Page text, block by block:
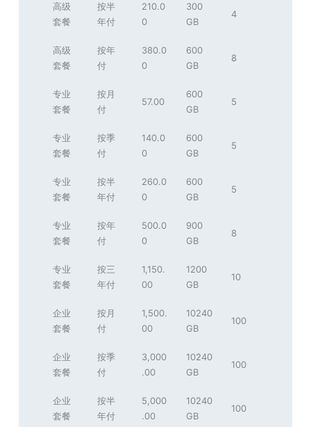
高级
套餐
按半
年付
210.0
0
300
GB
4
高级
套餐
按年
付
380.0
0
600
GB
8
专业
套餐
按月
付
57.00
600
GB
5
专业
套餐
按季
付
140.0
0
600
GB
5
专业
套餐
按半
年付
260.0
0
600
GB
5
专业
套餐
按年
付
500.0
0
900
GB
8
专业
套餐
按三
年付
1,150.
00
1200
GB
10
企业
套餐
按月
付
1,500.
00
10240
GB
100
企业
套餐
按季
付
3,000
.00
10240
GB
100
企业
套餐
按半
年付
5,000
.00
10240
GB
100